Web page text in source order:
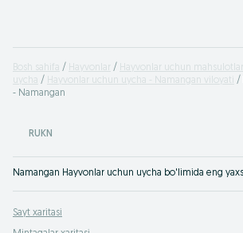
Bosh sahifa Hayvonlar Hayvonlar uchun mahsulotlar
uycha
Hayvonlar uchun uycha - Namangan viloyati
- Namangan
RUKN
Sayt xaritasi